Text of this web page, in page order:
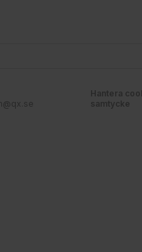
Hantera
samtycke